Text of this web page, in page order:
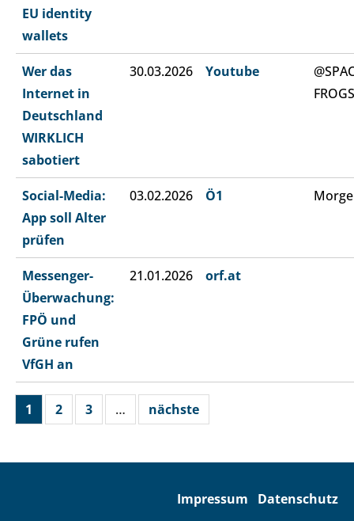
EU identity
wallets
Wer das
Internet in
Deutschland
WIRKLICH
sabotiert
30.03.2026 Youtube
FROGS
Social-Media:
App soll Alter
prüfen
03.02.2026 Ö1
Messenger-
Überwachung:
FPÖ und
Grüne rufen
VfGH an
21.01.2026 orf.at
1 2 3 … nächste
Impressum Datenschutz